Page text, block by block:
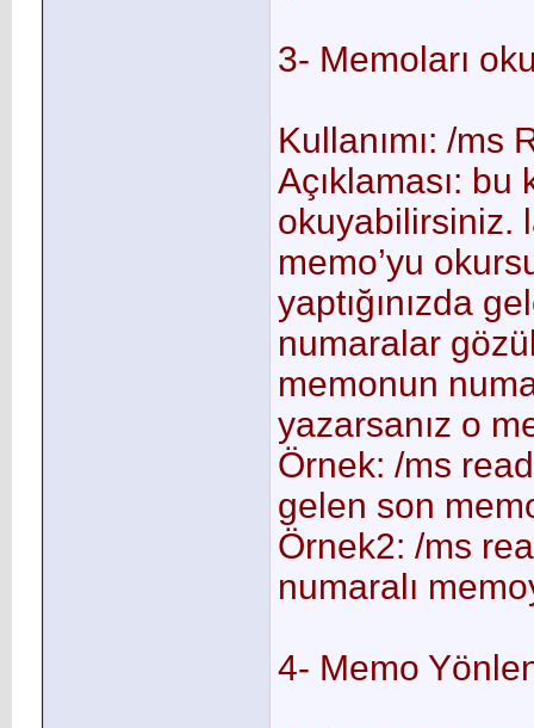
3- Memoları
Kullanımı: /ms
Açıklaması:
okuyabilirsiniz.
memo’yu
yaptığınızda
numaralar
memonun
yazarsanız o
Örnek: /ms
gelen son
Örnek2: /ms
numaralı
4- Memo